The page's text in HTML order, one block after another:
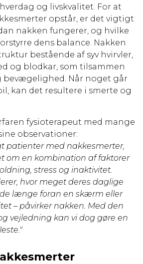
og livskvalitet. For at
opstår, er det vigtigt
nakken fungerer, og hvilke
dens balance. Nakken
bestående af syv hvirvler,
og blodkar, som tilsammen
bevægelighed. Når noget går
kan det resultere i smerte og
fysioterapeut med mange
observationer:
patienter med nakkesmerter,
om en kombination af faktorer
stress og inaktivitet.
hvor meget deres daglige
længe foran en skærm eller
– påvirker nakken. Med den
vejledning kan vi dog gøre en